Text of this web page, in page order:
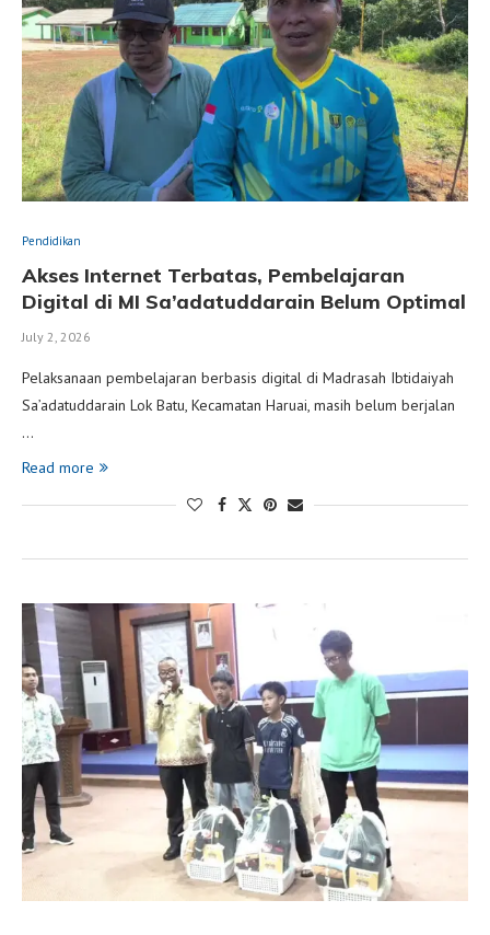
Pendidikan
Akses Internet Terbatas, Pembelajaran
Digital di MI Sa’adatuddarain Belum Optimal
July 2, 2026
Pelaksanaan pembelajaran berbasis digital di Madrasah Ibtidaiyah
Sa’adatuddarain Lok Batu, Kecamatan Haruai, masih belum berjalan
…
Read more